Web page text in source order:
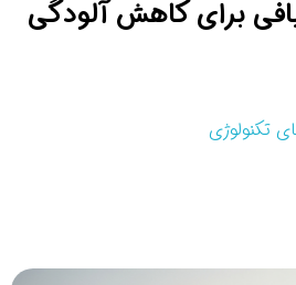
برای کاهش آلودگی
تکنولوژی